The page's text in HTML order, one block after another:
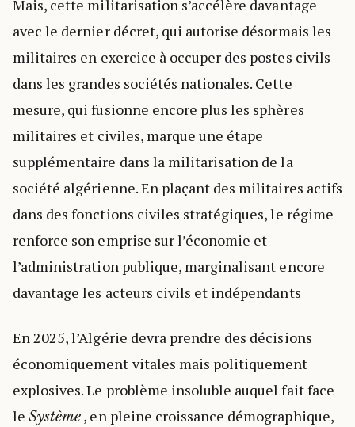
Mais, cette militarisation s’accélère davantage
avec le dernier décret, qui autorise désormais les
militaires en exercice à occuper des postes civils
dans les grandes sociétés nationales. Cette
mesure, qui fusionne encore plus les sphères
militaires et civiles, marque une étape
supplémentaire dans la militarisation de la
société algérienne. En plaçant des militaires actifs
dans des fonctions civiles stratégiques, le régime
renforce son emprise sur l’économie et
l’administration publique, marginalisant encore
davantage les acteurs civils et indépendants
En 2025, l’Algérie devra prendre des décisions
économiquement vitales mais politiquement
explosives. Le problème insoluble auquel fait face
leSystème, en pleine croissance démographique,